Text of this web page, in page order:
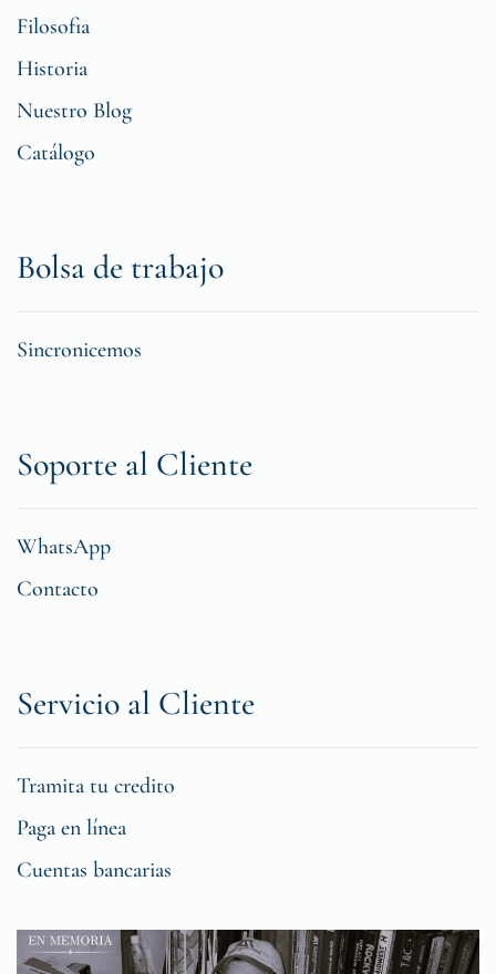
Filosofia
Historia
Nuestro Blog
Catálogo
Bolsa de trabajo
Sincronicemos
Soporte al Cliente
WhatsApp
Contacto
Servicio al Cliente
Tramita tu credito
Paga en línea
Cuentas bancarias